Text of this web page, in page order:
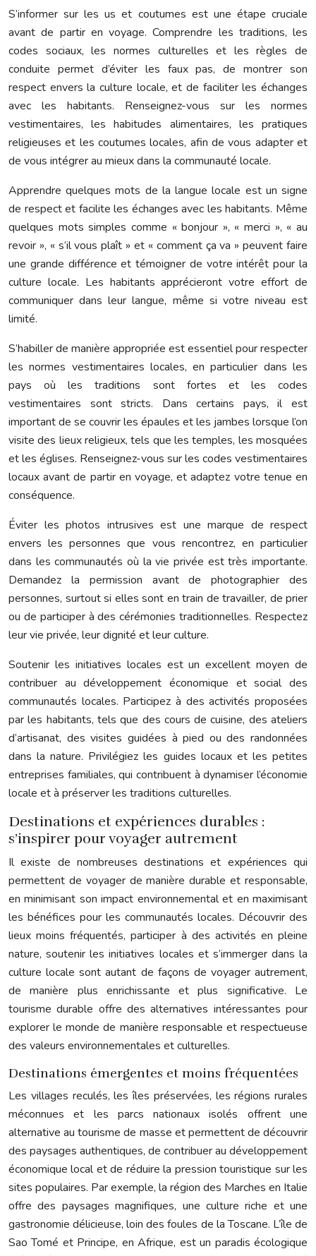
S’informer sur les us et coutumes est une étape cruciale
avant de partir en voyage. Comprendre les traditions, les
codes sociaux, les normes culturelles et les règles de
conduite permet d’éviter les faux pas, de montrer son
respect envers la culture locale, et de faciliter les échanges
avec les habitants. Renseignez-vous sur les normes
vestimentaires, les habitudes alimentaires, les pratiques
religieuses et les coutumes locales, afin de vous adapter et
de vous intégrer au mieux dans la communauté locale.
Apprendre quelques mots de la langue locale est un signe
de respect et facilite les échanges avec les habitants. Même
quelques mots simples comme « bonjour », « merci », « au
revoir », « s’il vous plaît » et « comment ça va » peuvent faire
une grande différence et témoigner de votre intérêt pour la
culture locale. Les habitants apprécieront votre effort de
communiquer dans leur langue, même si votre niveau est
limité.
S’habiller de manière appropriée est essentiel pour respecter
les normes vestimentaires locales, en particulier dans les
pays où les traditions sont fortes et les codes
vestimentaires sont stricts. Dans certains pays, il est
important de se couvrir les épaules et les jambes lorsque l’on
visite des lieux religieux, tels que les temples, les mosquées
et les églises. Renseignez-vous sur les codes vestimentaires
locaux avant de partir en voyage, et adaptez votre tenue en
conséquence.
Éviter les photos intrusives est une marque de respect
envers les personnes que vous rencontrez, en particulier
dans les communautés où la vie privée est très importante.
Demandez la permission avant de photographier des
personnes, surtout si elles sont en train de travailler, de prier
ou de participer à des cérémonies traditionnelles. Respectez
leur vie privée, leur dignité et leur culture.
Soutenir les initiatives locales est un excellent moyen de
contribuer au développement économique et social des
communautés locales. Participez à des activités proposées
par les habitants, tels que des cours de cuisine, des ateliers
d’artisanat, des visites guidées à pied ou des randonnées
dans la nature. Privilégiez les guides locaux et les petites
entreprises familiales, qui contribuent à dynamiser l’économie
locale et à préserver les traditions culturelles.
Destinations et expériences durables :
s’inspirer pour voyager autrement
Il existe de nombreuses destinations et expériences qui
permettent de voyager de manière durable et responsable,
en minimisant son impact environnemental et en maximisant
les bénéfices pour les communautés locales. Découvrir des
lieux moins fréquentés, participer à des activités en pleine
nature, soutenir les initiatives locales et s’immerger dans la
culture locale sont autant de façons de voyager autrement,
de manière plus enrichissante et plus significative. Le
tourisme durable offre des alternatives intéressantes pour
explorer le monde de manière responsable et respectueuse
des valeurs environnementales et culturelles.
Destinations émergentes et moins fréquentées
Les villages reculés, les îles préservées, les régions rurales
méconnues et les parcs nationaux isolés offrent une
alternative au tourisme de masse et permettent de découvrir
des paysages authentiques, de contribuer au développement
économique local et de réduire la pression touristique sur les
sites populaires. Par exemple, la région des Marches en Italie
offre des paysages magnifiques, une culture riche et une
gastronomie délicieuse, loin des foules de la Toscane. L’île de
Sao Tomé et Principe, en Afrique, est un paradis écologique